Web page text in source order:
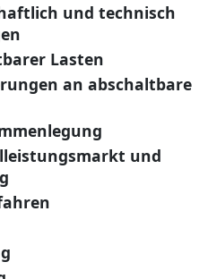
und technisch
Lasten
an abschaltbare
und